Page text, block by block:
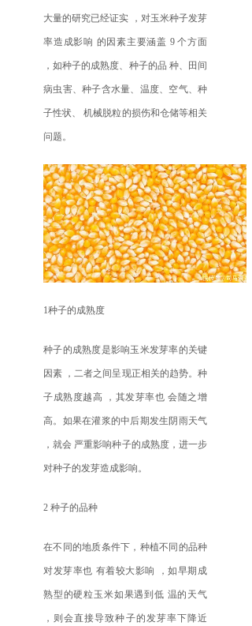
大量的研究已经证实 ，对玉米种子发芽
率造成影响 的因素主要涵盖 9 个方面
，如种子的成熟度、种子的品 种、田间
病虫害、种子含水量、温度、空气、种
子性状、 机械脱粒的损伤和仓储等相关
问题。
1种子的成熟度
种子的成熟度是影响玉米发芽率的关键
因素 ，二者之间呈现正相关的趋势。种
子成熟度越高 ，其发芽率也 会随之增
高。如果在灌浆的中后期发生阴雨天气
，就会 严重影响种子的成熟度，进一步
对种子的发芽造成影响。
2 种子的品种
在不同的地质条件下，种植不同的品种
对发芽率也 有着较大影响 ，如早期成
熟型的硬粒玉米如果遇到低 温的天气
，则会直接导致种子的发芽率下降近